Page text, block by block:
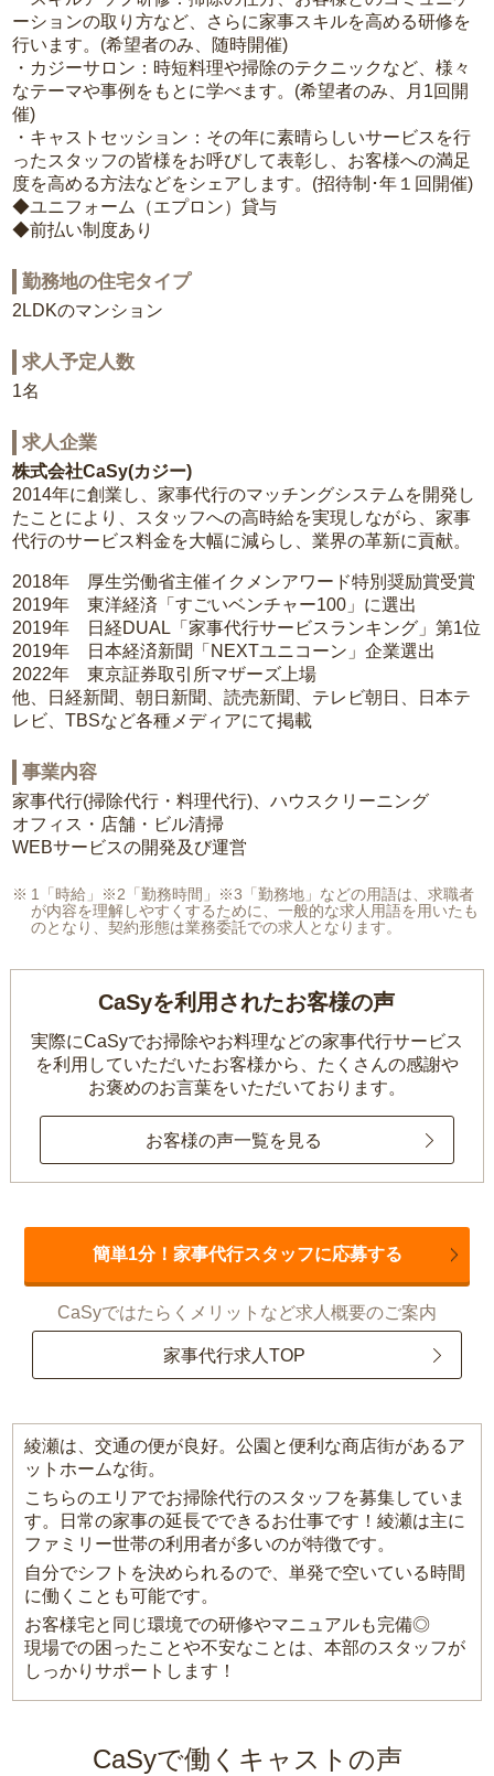
ーションの取り方など、さらに家事スキルを高める研修を
行います。(希望者のみ、随時開催)
・カジーサロン：時短料理や掃除のテクニックなど、様々
なテーマや事例をもとに学べます。(希望者のみ、月1回開
催)
・キャストセッション：その年に素晴らしいサービスを行
ったスタッフの皆様をお呼びして表彰し、お客様への満足
度を高める方法などをシェアします。(招待制･年１回開催)
◆ユニフォーム（エプロン）貸与
◆前払い制度あり
勤務地の住宅タイプ
2LDKのマンション
求人予定人数
1名
求人企業
株式会社CaSy(カジー)
2014年に創業し、家事代行のマッチングシステムを開発し
たことにより、スタッフへの高時給を実現しながら、家事
代行のサービス料金を大幅に減らし、業界の革新に貢献。
2018年 厚生労働省主催イクメンアワード特別奨励賞受賞
2019年 東洋経済「すごいベンチャー100」に選出
2019年 日経DUAL「家事代行サービスランキング」第1位
2019年 日本経済新聞「NEXTユニコーン」企業選出
2022年 東京証券取引所マザーズ上場
他、日経新聞、朝日新聞、読売新聞、テレビ朝日、日本テ
レビ、TBSなど各種メディアにて掲載
事業内容
家事代行(掃除代行・料理代行)、ハウスクリーニング
オフィス・店舗・ビル清掃
WEBサービスの開発及び運営
1「時給」※2「勤務時間」※3「勤務地」などの用語は、求職者
が内容を理解しやすくするために、一般的な求人用語を用いたも
のとなり、契約形態は業務委託での求人となります。
CaSyを利用されたお客様の声
実際にCaSyでお掃除やお料理などの家事代行サービス
を利用していただいたお客様から、 たくさんの感謝や
お褒めのお言葉をいただいております。
お客様の声一覧を見る
簡単1分！家事代行スタッフに応募する
CaSyではたらくメリットなど求人概要のご案内
家事代行求人TOP
綾瀬は、交通の便が良好。公園と便利な商店街があるア
ットホームな街。
こちらのエリアでお掃除代行のスタッフを募集していま
す。日常の家事の延長でできるお仕事です！綾瀬は主に
ファミリー世帯の利用者が多いのが特徴です。
自分でシフトを決められるので、単発で空いている時間
に働くことも可能です。
お客様宅と同じ環境での研修やマニュアルも完備◎
現場での困ったことや不安なことは、本部のスタッフが
しっかりサポートします！
CaSyで働くキャストの声